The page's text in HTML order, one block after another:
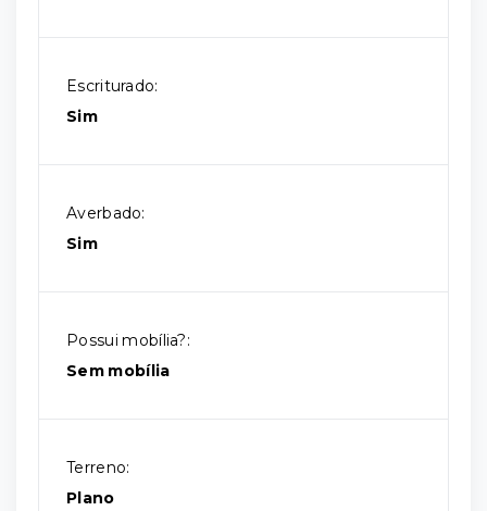
Escriturado:
Sim
Averbado:
Sim
Possui mobília?:
Sem mobília
Terreno:
Plano